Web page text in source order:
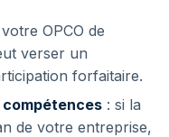
OPCO de
verser un
forfaitaire.
compétences : si la
de votre entreprise,